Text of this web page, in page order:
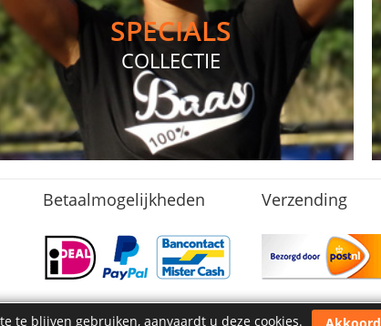
te blijven gebruiken, aanvaardt u deze cookies.
SPECIALS
COLLECTIE
Betaalmogelijkheden Verzending